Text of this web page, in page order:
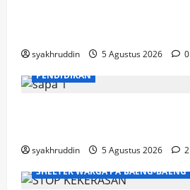
syakhruddin 5 Agustus 2026
0
PENDIDIKAN
syakhruddin 5 Agustus 2026
2
SHELTER WARGA PA'BAENG-BAENG